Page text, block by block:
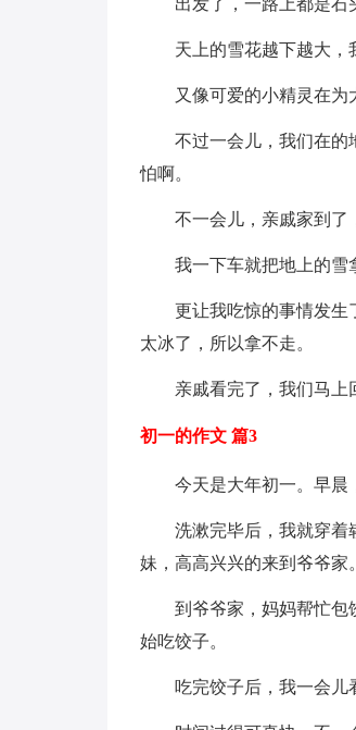
出发了，一路上都是石
天上的雪花越下越大，
又像可爱的小精灵在为
不过一会儿，我们在的
怕啊。
不一会儿，亲戚家到了
我一下车就把地上的雪
更让我吃惊的事情发生
太冰了，所以拿不走。
亲戚看完了，我们马上
初一的作文 篇3
今天是大年初一。早晨
洗漱完毕后，我就穿着
妹，高高兴兴的来到爷爷家。
到爷爷家，妈妈帮忙包
始吃饺子。
吃完饺子后，我一会儿